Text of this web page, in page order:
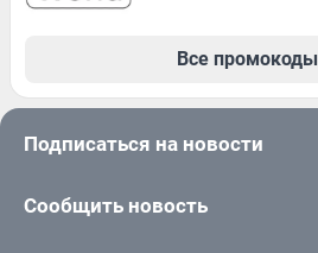
Все промокоды
Подписаться на новости
Сообщить новость